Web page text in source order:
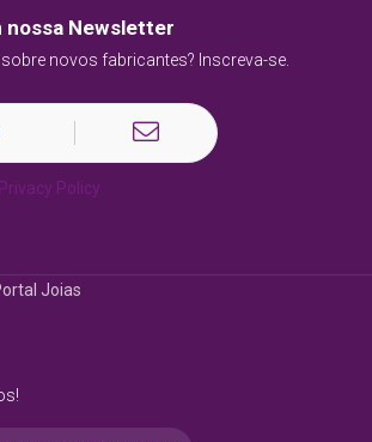
nossa Newsletter
novos fabricantes? Inscreva-se.
Privacy Policy